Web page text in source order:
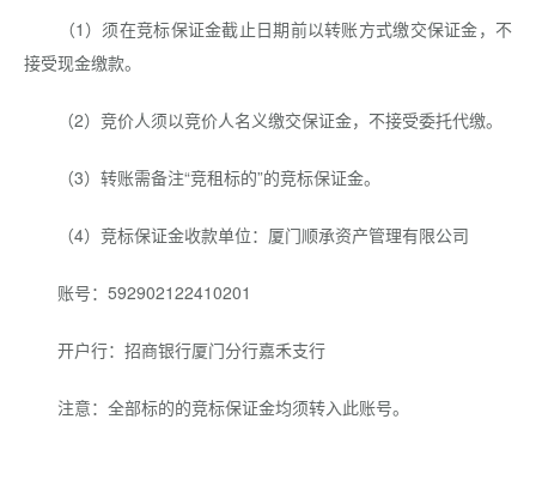
（1）须在竞标保证金截止日期前以转账方式缴交保证金，不
接受现金缴款。
（2）竞价人须以竞价人名义缴交保证金，不接受委托代缴。
（3）转账需备注“竞租标的”的竞标保证金。
（4）竞标保证金收款单位：厦门顺承资产管理有限公司
账号：592902122410201
开户行：招商银行厦门分行嘉禾支行
注意：全部标的的竞标保证金均须转入此账号。